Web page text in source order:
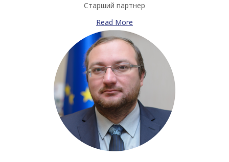
Старший партнер
Read More